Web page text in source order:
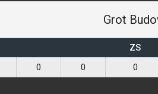
Grot
ZS
0 0 0